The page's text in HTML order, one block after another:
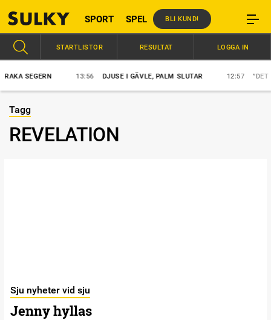
SPORT SPEL BLI KUND!
SEGERN 13:56 DJUSE I GÄVLE, PALM SLUTAR 12:57 ”DET SER
STARTLISTOR RESULTAT LOGGA IN
Tagg
REVELATION
Sju nyheter vid sju
Jenny hyllas